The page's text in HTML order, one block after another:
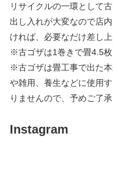
リサイクルの一環として
出し入れが大変なので店
ければ、必要なだけ差し上
※古ゴザは1巻きで畳4.5枚
※古ゴザは畳工事で出た
や雑用、養生などに使用
りませんので、予めご了承
Instagram